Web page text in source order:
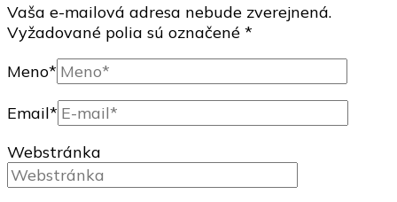
Vaša e-mailová adresa nebude zverejnená.
Vyžadované polia sú označené *
Meno*
Email*
Webstránka